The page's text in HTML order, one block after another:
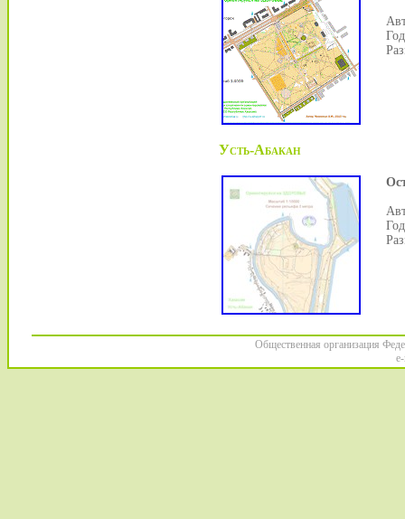
Усть-Абакан
Общественная организация